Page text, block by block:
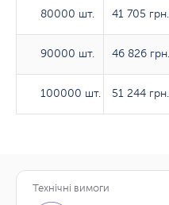
80000 шт.
90000 шт.
100000 шт.
80000 шт. 41 705 грн.
90000 шт. 46 826 грн.
100000 шт. 51 244 грн.
Технічні вимоги